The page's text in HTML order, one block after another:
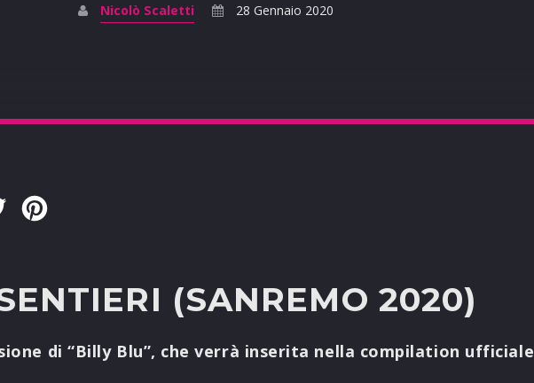
Nicolò Scaletti 28 Gennaio 2020
Twitter
(SANREMO 2020)
di “Billy Blu”, che verrà inserita nella compilation ufficiale